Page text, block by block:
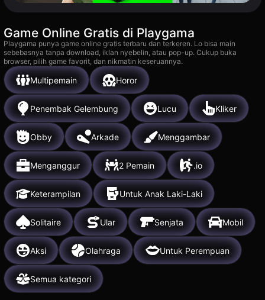
Game Online Gratis di Playgama
Playgama punya game online gratis terbaru dan terkeren. Lo bisa main
sebebasnya tanpa download, iklan nyebelin, atau pop-up. Cukup buka
browser, pilih game favorit, dan nikmatin keseruannya.
Multipemain Horor
Penembak Gelembung Lucu Kliker
Obby Arkade Menggambar
Menganggur 2 Pemain .io
Keterampilan Untuk Anak Laki-Laki
Solitaire Ular Senjata Mobil
Aksi Olahraga Untuk Perempuan
Semua kategori